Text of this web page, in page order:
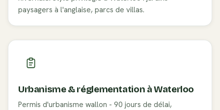
paysagers à l'anglaise, parcs de villas.
Urbanisme & réglementation àWaterloo
Permis d'urbanisme wallon - 90 jours de délai,